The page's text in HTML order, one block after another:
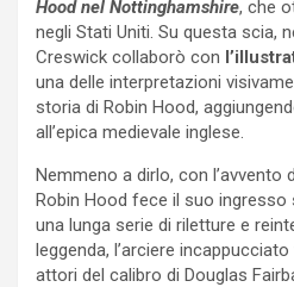
Hood nel Nottinghamshire, che
negli Stati Uniti. Su questa scia,
Creswick collaborò con
una delle interpretazioni
storia di Robin Hood,
all’epica medievale inglese.
Nemmeno a dirlo, con l’avvento
Robin Hood fece il suo ingresso
una lunga serie di riletture e
leggenda, l’arciere
attori del calibro di Douglas